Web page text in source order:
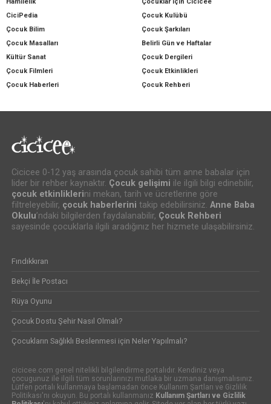
CiciPedia
Çocuk Kulübü
Çocuk Bilim
Çocuk Şarkıları
Çocuk Masalları
Belirli Gün ve Haftalar
Kültür Sanat
Çocuk Dergileri
Çocuk Filmleri
Çocuk Etkinlikleri
Çocuk Haberleri
Çocuk Rehberi
Cicicee 0-12 yaş arasında çocuk sahibi tüm anne babalar için
lider bir rehber kaynaktır. Çocuk gelişimi ile ilgili bilgi edinebilir,
çocuk etkinliklerini mekan, tarih ve ücretlerine göre
filtreleyebilir, çocuk haberlerini takip edebilirsiniz. Anne Baba
Okulu’ndaki bilgilerden faydalanabilir, Çocuk Rehberi
sayesinde çocuklarla ilgili aradığınız her hizmete ulaşabilirsiniz.
Fındıkkıran
Bekçi İle Postacı
Rüya Oyunu
Çocuk Dostu Şehir Nasıl Olmalı?
Çocukların Sağlıklı Beslenmesi için Neler Yapılmalı?
cicicee.com genel nitelikli bilgilendirme portalıdır. Kendiniz veya
çocugunuz ile ilgili tüm sorunlarınızı mutlaka bir uzmana danışmalısınız.
Lütfen portalı kullanmaya başlamadan önce Kullanım Şartları ve Gizlilik
Politikası'nı okuyun. Bu portalı kullanmanız Kullanım Şartları ve Gizlilik